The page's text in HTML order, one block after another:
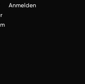
Anmelden